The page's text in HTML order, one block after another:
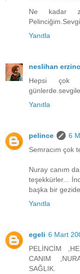
Ne kadar
Yanıtla
neslihan
Hepsi çok
Yanıtla
pelince
6
Semracım çok
Nuray canım
teşekkürler...
başka bir
Yanıtla
egeli 6 Mart
PELİNCİM
CANIM
SAĞLIK.